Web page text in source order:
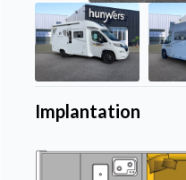
Implantation